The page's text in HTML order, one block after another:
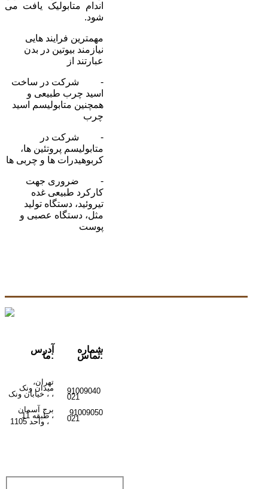
اندام متابولیک یافت می
شود.
مهمترین فرایند هایی
نیازمند بیوتین در بدن
عبارتند از
- شرکت در ساخت
اسید چرب طبیعی و
همچنین متابولیسم اسید
چرب
- شرکت در
متابولیسم پروتئین ها،
کربوهیدرات ها و چربی ها
- ضروری جهت
کارکرد طبیعی غده
تیروئید، دستگاه تولید
مثل، دستگاه عصبی و
پوست
ما:
شماره
تماس:
میدان ونک
،خیابان ونک ،
برج آسمان
، طبقه 11
،
91009040
021
91009050
021